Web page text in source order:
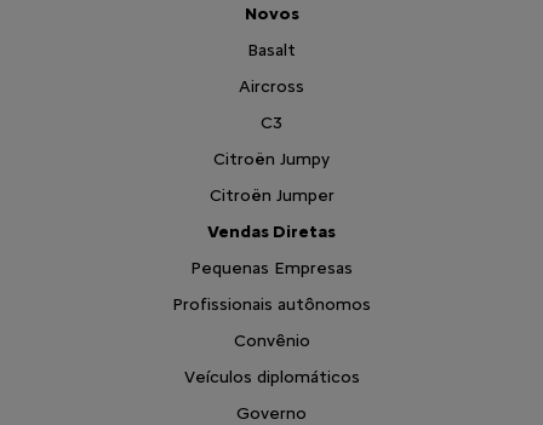
Novos
Basalt
Aircross
C3
Citroën Jumpy
Citroën Jumper
Vendas Diretas
Pequenas Empresas
Profissionais autônomos
Convênio
Veículos diplomáticos
Governo